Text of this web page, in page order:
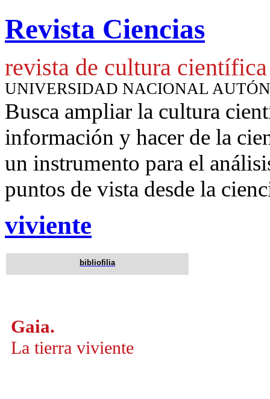
Revista Ciencias
revista de cultura científica
UNIVERSIDAD NACIONAL
Busca ampliar la cultura
información y hacer de la
un instrumento para el
puntos de vista desde la
viviente
bibliofilia
Gaia.
La tierra viviente